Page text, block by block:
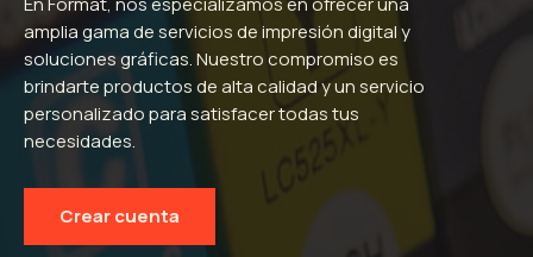
amplia gama de servicios de impresión digital y
soluciones gráficas. Nuestro compromiso es
brindarte productos de alta calidad y un servicio
personalizado para satisfacer todas tus
necesidades.
Crear cuenta